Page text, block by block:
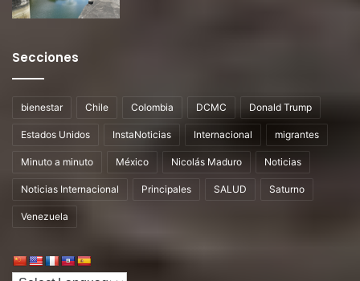
Secciones
bienestar Chile Colombia DCMC Donald Trump
Estados Unidos InstaNoticias Internacional migrantes
Minuto a minuto México Nicolás Maduro Noticias
Noticias Internacional Principales SALUD Saturno
Venezuela